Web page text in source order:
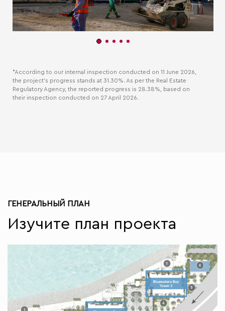
*According to our internal inspection conducted on 11 June 2026,
the project’s progress stands at 31.30%. As per the Real Estate
Regulatory Agency, the reported progress is 28.38%, based on
their inspection conducted on 27 April 2026.
ГЕНЕРАЛЬНЫЙ ПЛАН
Изучите план проекта